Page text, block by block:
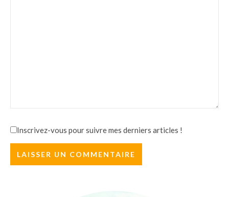
Inscrivez-vous pour suivre mes derniers articles !